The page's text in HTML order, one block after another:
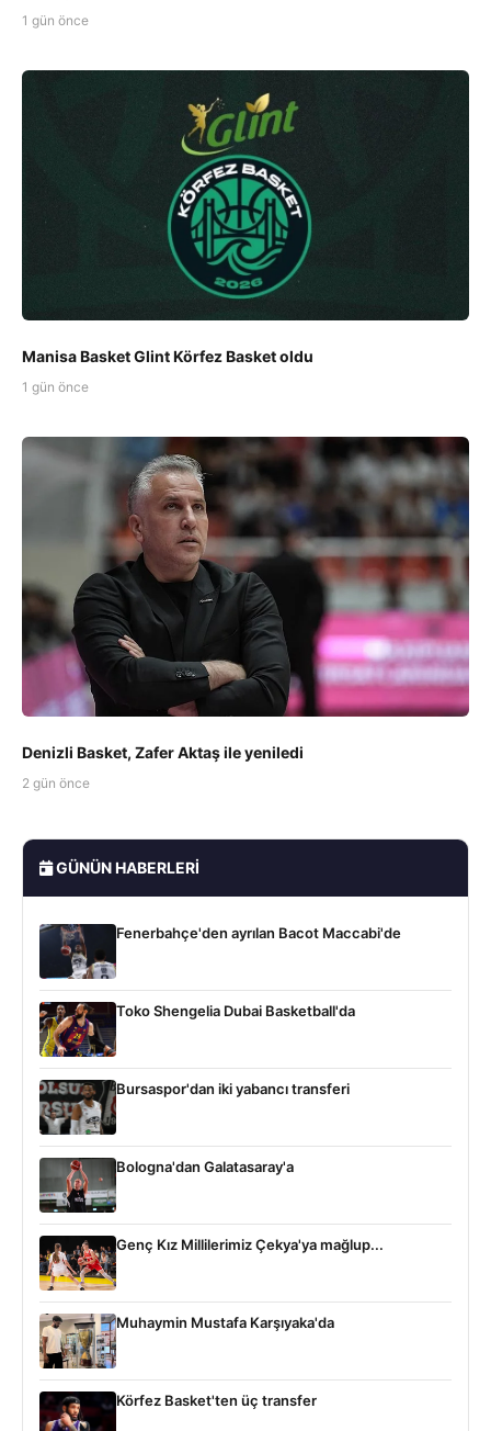
1 gün önce
Manisa Basket Glint Körfez Basket oldu
1 gün önce
Denizli Basket, Zafer Aktaş ile yeniledi
2 gün önce
GÜNÜN HABERLERI
Fenerbahçe'den ayrılan Bacot Maccabi'de
Toko Shengelia Dubai Basketball'da
Bursaspor'dan iki yabancı transferi
Bologna'dan Galatasaray'a
Genç Kız Millilerimiz Çekya'ya mağlup...
Muhaymin Mustafa Karşıyaka'da
Körfez Basket'ten üç transfer